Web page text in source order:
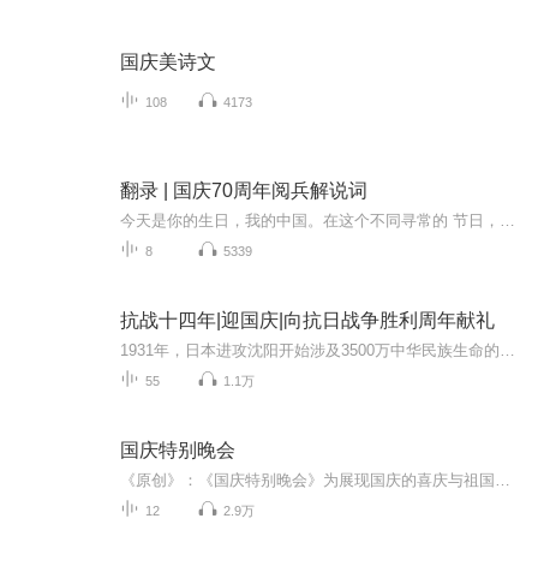
国庆美诗文
108 4173
翻录 | 国庆70周年阅兵解说词
8 5339
抗战十四年|迎国庆|向抗日战争胜利周年献礼
55 1.1万
国庆特别晚会
12 2.9万